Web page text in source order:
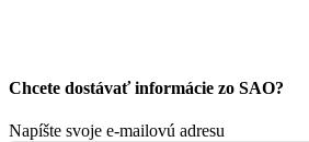
Chcete dostávať informácie zo SAO?
Napíšte svoje e-mailovú adresu